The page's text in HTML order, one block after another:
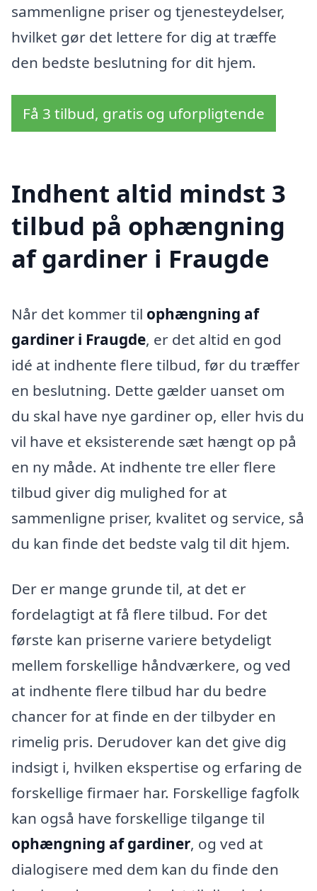
sammenligne priser og tjenesteydelser,
hvilket gør det lettere for dig at træffe
den bedste beslutning for dit hjem.
Få 3 tilbud, gratis og uforpligtende
Indhent altid mindst 3
tilbud på ophængning
af gardiner i Fraugde
Når det kommer til ophængning af
gardiner i Fraugde, er det altid en god
idé at indhente flere tilbud, før du træffer
en beslutning. Dette gælder uanset om
du skal have nye gardiner op, eller hvis du
vil have et eksisterende sæt hængt op på
en ny måde. At indhente tre eller flere
tilbud giver dig mulighed for at
sammenligne priser, kvalitet og service, så
du kan finde det bedste valg til dit hjem.
Der er mange grunde til, at det er
fordelagtigt at få flere tilbud. For det
første kan priserne variere betydeligt
mellem forskellige håndværkere, og ved
at indhente flere tilbud har du bedre
chancer for at finde en der tilbyder en
rimelig pris. Derudover kan det give dig
indsigt i, hvilken ekspertise og erfaring de
forskellige firmaer har. Forskellige fagfolk
kan også have forskellige tilgange til
ophængning af gardiner, og ved at
dialogisere med dem kan du finde den